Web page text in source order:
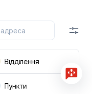
Відділення
Пункти